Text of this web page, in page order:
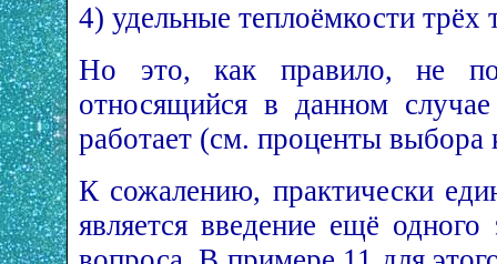
4) удельные теплоёмкости трёх
Но это, как правило, не
относящийся в данном
работает (см. проценты выбора
К сожалению, практически
является введение ещё